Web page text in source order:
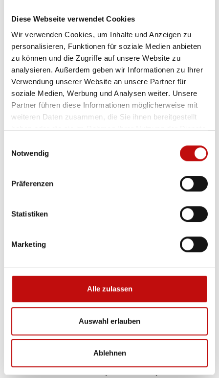
Diese Webseite verwendet Cookies
Wir verwenden Cookies, um Inhalte und Anzeigen zu
personalisieren, Funktionen für soziale Medien anbieten
zu können und die Zugriffe auf unsere Website zu
analysieren. Außerdem geben wir Informationen zu Ihrer
Verwendung unserer Website an unsere Partner für
soziale Medien, Werbung und Analysen weiter. Unsere
Partner führen diese Informationen möglicherweise mit
weiteren Daten zusammen, die Sie ihnen bereitgestellt
haben oder die sie im Rahmen Ihrer Nutzung der Dienste
Notwendig
Präferenzen
Statistiken
Marketing
Alle zulassen
Auswahl erlauben
Ablehnen
RÜCKSCHLAGKLAPPE
RSF25 ZWISCHENFLANSCH-RÜCKSCHLAGVENTIL
RSF25 ZWISCHENFLANSCH-RÜCKSCHLAGVENTIL
RVA01 GERADSITZ-
SCHRÄGSITZ-RÜCKSCHLAGVENTIL
RVF13 RÜCKSCHLAGVENTIL (EN558-1/REIHE1)
RVF13 RÜCKSCHLAGVENTIL (EN558-1/REIHE1)